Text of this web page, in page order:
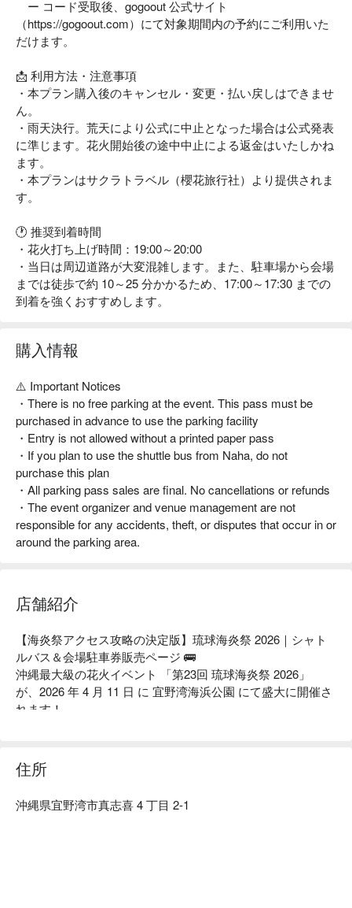
ー コード受取後、gogoout 公式サイト
（https://gogoout.com）にて対象期間内の予約にご利用いた
だけます。
📩 利用方法・注意事項
・本プラン購入後のキャンセル・変更・払い戻しはできませ
ん。
・雨天決行。荒天により公式に中止となった場合は公式発表
に準じます。花火開始後の途中中止による返金はいたしかね
ます。
・本プランはサクラトラベル（櫻花旅行社）より提供されま
す。
🕐 推奨到着時間
・花火打ち上げ時間：19:00～20:00
・当日は周辺道路が大変混雑します。また、駐車場から会場
までは徒歩で約 10～25 分かかるため、17:00～17:30 までの
到着を強くおすすめします。
購入情報
⚠️ Important Notices
・There is no free parking at the event. This pass must be
purchased in advance to use the parking facility
・Entry is not allowed without a printed paper pass
・If you plan to use the shuttle bus from Naha, do not
purchase this plan
・All parking pass sales are final. No cancellations or refunds
・The event organizer and venue management are not
responsible for any accidents, theft, or disputes that occur in or
around the parking area.
店舗紹介
【海炎祭アクセス攻略の決定版】琉球海炎祭 2026｜シャト
ルバス＆会場駐車券販売ページ 🚌
沖縄最大級の花火イベント 「第23回 琉球海炎祭 2026」
が、2026 年 4 月 11 日 に 宜野湾海浜公園 にて盛大に開催さ
れます！
心
海炎祭会場駐車券：自家用車で来場する方に最適、事前予約
🚌 【海炎祭シャトルバス】那覇市内 ⇄ 会場｜選べる 5 つの
住所
沖縄県宜野湾市真志喜 4 丁目 2-1